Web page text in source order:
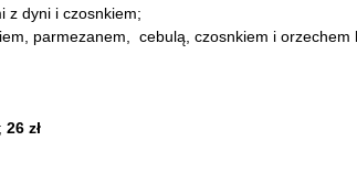
z dyni i czosnkiem;
parmezanem,
cebulą, czosnkiem i orzechem
26 zł